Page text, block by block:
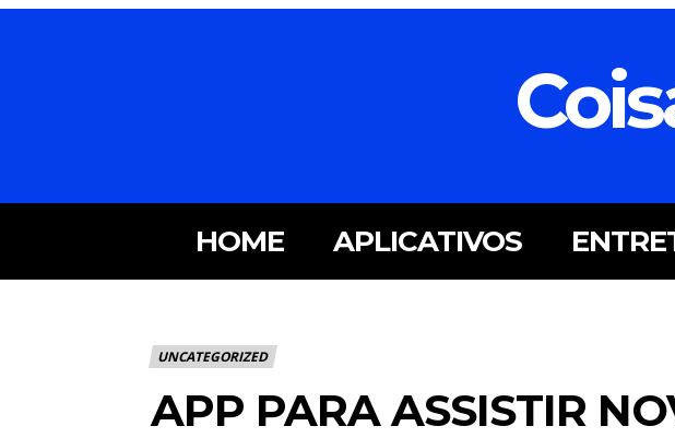
HOME APLICATIVOS
UNCATEGORIZED
APP PARA ASSISTIR